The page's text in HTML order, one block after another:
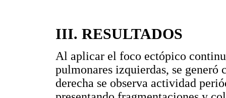
III. RESULTADOS
Al aplicar el foco ectópico
pulmonares izquierdas, se
derecha se observa actividad